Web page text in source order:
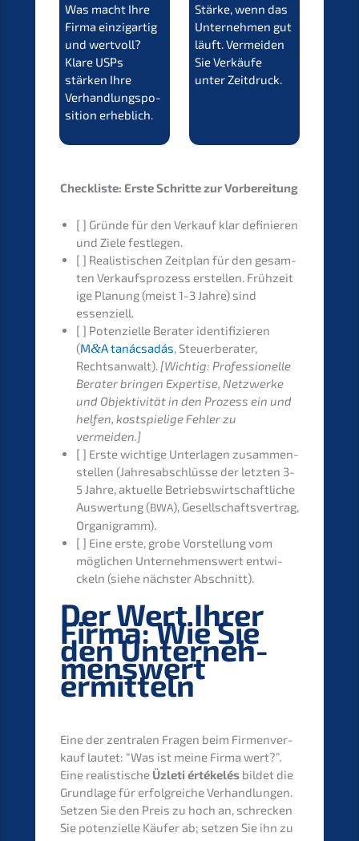
Was macht Ihre
Firma einzig­ar­tig
und wertvoll?
Klare USPs
stärken Ihre
Verhand­lungs­po­
si­ti­on erheblich.
Stärke, wenn das
Unter­neh­men gut
läuft. Vermei­den
Sie Verkäu­fe
unter Zeitdruck.
Check­lis­te: Erste Schrit­te zur Vorbereitung
[ ] Gründe für den Verkauf klar definie­ren
und Ziele festlegen.
[ ] Realis­ti­schen Zeitplan für den gesam­
ten Verkaufs­pro­zess erstel­len. Frühzei­t
i­ge Planung (meist 1-3 Jahre) sind
essenziell.
[ ] Poten­zi­el­le Berater identi­fi­zie­ren
(M&A tanác­sa­dás, Steuer­be­ra­ter,
Rechts­an­walt). [Wichtig: Profes­sio­nel­le
Berater bringen Exper­ti­se, Netzwer­ke
und Objek­ti­vi­tät in den Prozess ein und
helfen, kostspie­li­ge Fehler zu
vermeiden.]
[ ] Erste wichti­ge Unter­la­gen zusam­men­
stel­len (Jahres­ab­schlüs­se der letzten 3-
5 Jahre, aktuel­le Betriebs­wirt­schaft­li­che
Auswer­tung (BWA), Gesell­schafts­ver­trag,
Organigramm).
[ ] Eine erste, grobe Vorstel­lung vom
mögli­chen Unter­neh­mens­wert entwi­
ckeln (siehe nächs­ter Abschnitt).
Der Wert Ihrer
Firma: Wie Sie
den Unter­neh­
mens­wert
ermitteln
Eine der zentra­len Fragen beim Firmen­ver­
kauf lautet: “Was ist meine Firma wert?”.
Eine realis­ti­sche Üzleti értékelés bildet die
Grund­la­ge für erfolg­rei­che Verhand­lun­gen.
Setzen Sie den Preis zu hoch an, schre­cken
Sie poten­zi­el­le Käufer ab; setzen Sie ihn zu